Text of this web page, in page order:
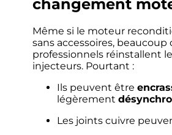
changement
Même si le moteur
sans accessoires, beaucoup
professionnels réinstallent
injecteurs. Pourtant :
Ils peuvent être
légèrement
Les joints cuivre